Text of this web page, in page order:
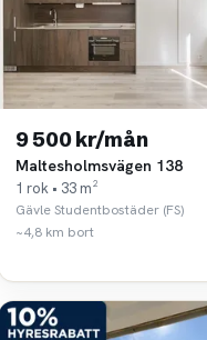
9 500 kr/mån
Maltesholmsvägen 138
1 rok • 33 m²
Gävle Studentbostäder (FS)
~4,8 km bort